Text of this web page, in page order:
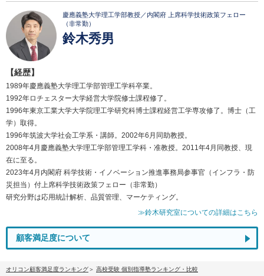
慶應義塾大学理工学部教授／内閣府 上席科学技術政策フェロー
（非常勤）
鈴木秀男
【経歴】
1989年慶應義塾大学理工学部管理工学科卒業。
1992年ロチェスター大学経営大学院修士課程修了。
1996年東京工業大学大学院理工学研究科博士課程経営工学専攻修了。博士（工
学）取得。
1996年筑波大学社会工学系・講師。2002年6月同助教授。
2008年4月慶應義塾大学理工学部管理工学科・准教授。2011年4月同教授、現
在に至る。
2023年4月内閣府 科学技術・イノベーション推進事務局参事官（インフラ・防
災担当）付上席科学技術政策フェロー（非常勤）
研究分野は応用統計解析、品質管理、マーケティング。
≫鈴木研究室についての詳細はこちら
顧客満足度について
オリコン顧客満足度ランキング
高校受験 個別指導塾ランキング・比較